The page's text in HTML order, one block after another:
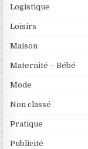
Logistique
Loisirs
Maison
Maternité – Bébé
Mode
Non classé
Pratique
Publicité